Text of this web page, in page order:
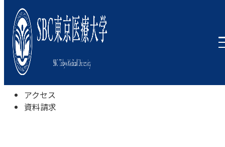
本学について
学びの特色
学部・学科
キャンパスライフ
入試情報
受験相談会
アクセス
資料請求